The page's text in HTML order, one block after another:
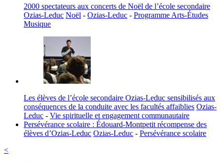
2000 spectateurs aux concerts de Noël de l’école secondaire
Ozias-Leduc Noël - Ozias-Leduc - Programme Arts-Études
Musique
Les élèves de l’école secondaire Ozias-Leduc sensibilisés aux
conséquences de la conduite avec les facultés affaiblies Ozias-
Leduc - Vie spirituelle et engagement communautaire
Persévérance scolaire : Édouard-Montpetit récompense des
élèves d’Ozias-Leduc Ozias-Leduc - Persévérance scolaire
<